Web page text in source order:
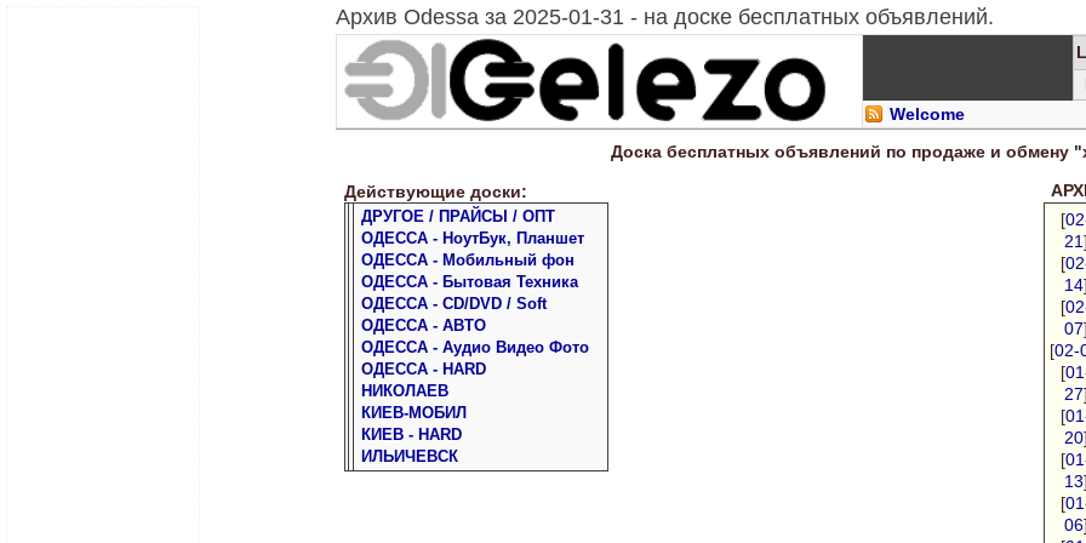
Архив Odessa за 2025-01-31 - на доске бесплатных объявлений.
Welcome
Доска бесплатных объявлений по продаже и обмену
Действующие доски:
ДРУГОЕ / ПРАЙСЫ / ОПТ
ОДЕССА - НоутБук, Планшет
ОДЕССА - Мобильный фон
ОДЕССА - Бытовая Техника
ОДЕССА - CD/DVD / Soft
ОДЕССА - АВТО
ОДЕССА - Аудио Видео Фото
ОДЕССА - HARD
НИКОЛАЕВ
КИЕВ-МОБИЛ
КИЕВ - HARD
ИЛЬИЧЕВСК
[
21
[
14
[
07
[02-
[
27
[
20
[
13
[
06